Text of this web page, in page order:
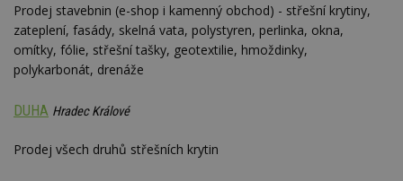
Prodej stavebnin (e-shop i kamenný obchod) - střešní krytiny,
zateplení, fasády, skelná vata, polystyren, perlinka, okna,
omítky, fólie, střešní tašky, geotextilie, hmoždinky,
polykarbonát, drenáže
DUHA Hradec Králové
Prodej všech druhů střešních krytin